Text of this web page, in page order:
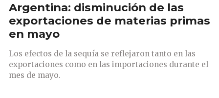
Argentina: disminución de las
exportaciones de materias primas
en mayo
Los efectos de la sequía se reflejaron tanto en las
exportaciones como en las importaciones durante el
mes de mayo.